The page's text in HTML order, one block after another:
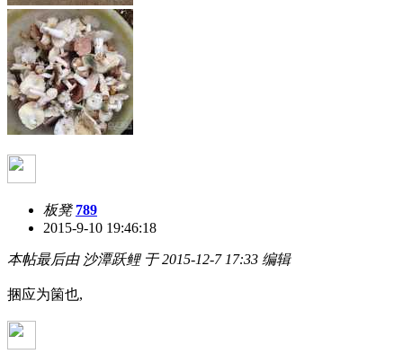
板凳 789
2015-9-10 19:46:18
本帖最后由 沙潭跃鲤 于 2015-12-7 17:33 编辑
捆应为箘也,